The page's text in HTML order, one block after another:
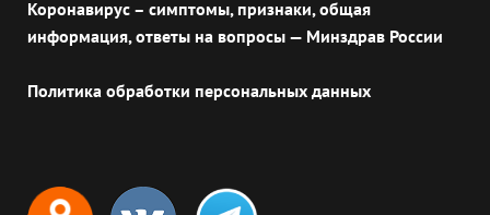
Коронавирус – симптомы, признаки, общая
информация, ответы на вопросы — Минздрав России
Политика обработки персональных данных